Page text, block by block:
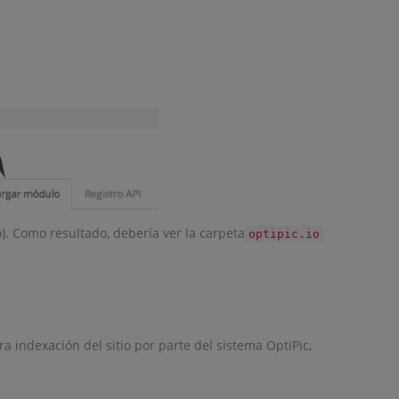
Como resultado, debería ver la carpeta optipic.io
indexación del sitio por parte del sistema OptiPic,